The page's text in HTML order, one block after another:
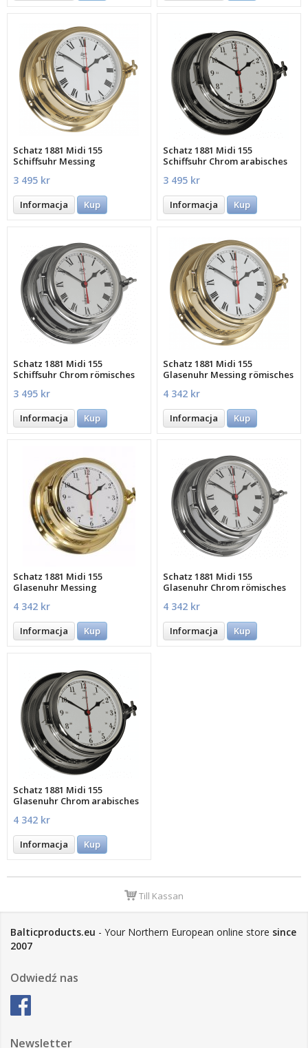
Schatz 1881 Midi 155
Schiffsuhr Messing
3 495 kr
Informacja Kup
Schatz 1881 Midi 155
Schiffsuhr Chrom arabisches
3 495 kr
Informacja Kup
Schatz 1881 Midi 155
Schiffsuhr Chrom römisches
3 495 kr
Informacja Kup
Schatz 1881 Midi 155
Glasenuhr Messing römisches
4 342 kr
Informacja Kup
Schatz 1881 Midi 155
Glasenuhr Messing
4 342 kr
Informacja Kup
Schatz 1881 Midi 155
Glasenuhr Chrom römisches
4 342 kr
Informacja Kup
Schatz 1881 Midi 155
Glasenuhr Chrom arabisches
4 342 kr
Informacja Kup
Till Kassan
Balticproducts.eu - Your Northern European online store since
2007
Odwiedź nas
Newsletter